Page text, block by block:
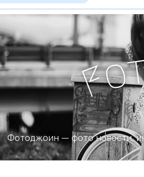
Fo
Фотоджоин — фото новости,